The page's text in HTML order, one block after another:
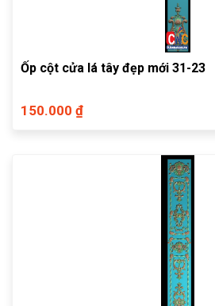
Ốp cột cửa lá tây đẹp mới 31-23
150.000 ₫